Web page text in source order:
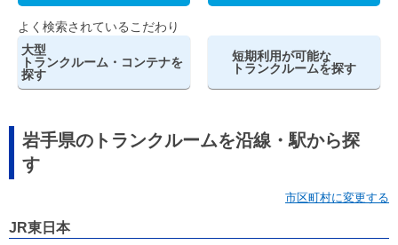
よく検索されているこだわり
大型
トランクルーム・コンテナを
探す
短期利用が可能な
トランクルームを探す
岩手県のトランクルームを沿線・駅から探
す
市区町村に変更する
JR東日本